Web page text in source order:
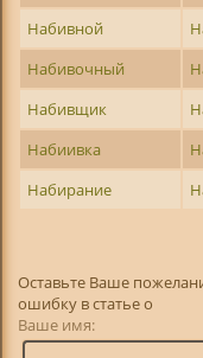
Набивной
Набивочный
Набивщик
Набиивка
Набирание
Оставьте Ваше
ошибку в статье о
Ваше имя: